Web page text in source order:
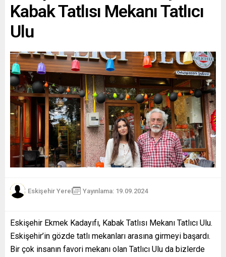
Kabak Tatlısı Mekanı Tatlıcı
Ulu
Eskişehir Yerel Yayınlama: 19.09.2024
Eskişehir Ekmek Kadayıfı, Kabak Tatlısı Mekanı Tatlıcı Ulu.
Eskişehir’in gözde tatlı mekanları arasına girmeyi başardı.
Bir çok insanın favori mekanı olan Tatlıcı Ulu da bizlerde